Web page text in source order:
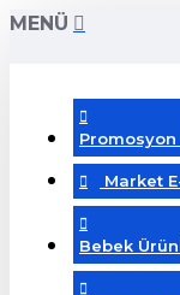
MENÜ
Market
Bebek